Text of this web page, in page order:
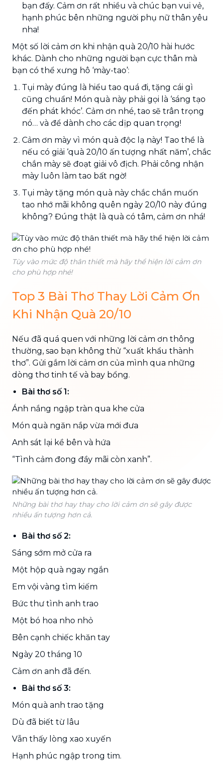
bạn đấy. Cảm ơn rất nhiều và chúc bạn vui vẻ,
hạnh phúc bên những người phụ nữ thân yêu
nha!
Một số lời cảm ơn khi nhận quà 20/10 hài hước
khác. Dành cho những người bạn cực thân mà
bạn có thể xưng hô ‘mày-tao’:
Tụi mày đúng là hiểu tao quá đi, tặng cái gì
cũng chuẩn! Món quà này phải gọi là ‘sáng tạo
đến phát khóc’. Cảm ơn nhé, tao sẽ trân trọng
nó… và để dành cho các dịp quan trọng!
Cảm ơn mày vì món quà độc lạ này! Tao thề là
nếu có giải ‘quà 20/10 ấn tượng nhất năm’, chắc
chắn mày sẽ đoạt giải vô địch. Phải công nhận
mày luôn làm tao bất ngờ!
Tụi mày tặng món quà này chắc chắn muốn
tao nhớ mãi không quên ngày 20/10 này đúng
không? Đúng thật là quà có tâm, cảm ơn nhá!
Tùy vào mức độ thân thiết mà hãy thể hiện lời cảm ơn
cho phù hợp nhé!
Top 3 Bài Thơ Thay Lời Cảm Ơn
Khi Nhận Quà 20/10
Nếu đã quá quen với những lời cảm ơn thông
thường, sao bạn không thử “xuất khẩu thành
thơ”. Gửi gắm lời cảm ơn của mình qua những
dòng thơ tinh tế và bay bổng.
Bài thơ số 1:
Ánh nắng ngập tràn qua khe cửa
Món quà ngăn nắp vừa mới đưa
Anh sát lại kề bên và hứa
“Tình cảm đong đầy mãi còn xanh”.
Những bài thơ hay thay cho lời cảm ơn sẽ gây được
nhiều ấn tượng hơn cả.
Bài thơ số 2:
Sáng sớm mở cửa ra
Một hộp quà ngay ngắn
Em vội vàng tìm kiếm
Bức thư tình anh trao
Một bó hoa nho nhỏ
Bên cạnh chiếc khăn tay
Ngày 20 tháng 10
Cảm ơn anh đã đến.
Bài thơ số 3:
Món quà anh trao tặng
Dù đã biết từ lâu
Vẫn thấy lòng xao xuyến
Hạnh phúc ngập trong tim.